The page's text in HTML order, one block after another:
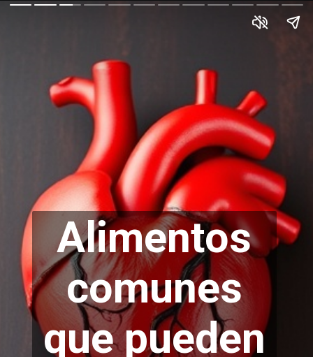
Alimentos
comunes
que pueden